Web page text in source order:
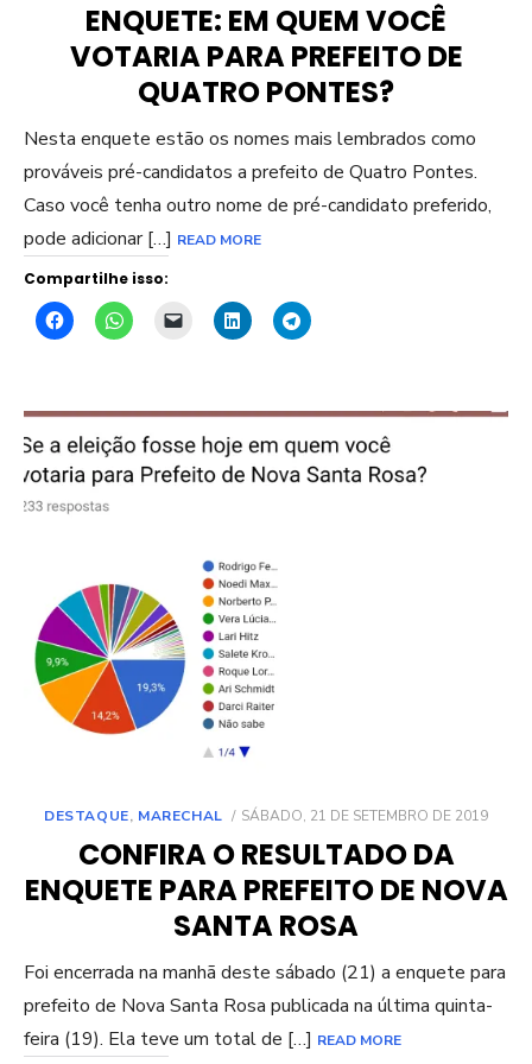
ENQUETE: EM QUEM VOCÊ
VOTARIA PARA PREFEITO DE
QUATRO PONTES?
Nesta enquete estão os nomes mais lembrados como
prováveis pré-candidatos a prefeito de Quatro Pontes.
Caso você tenha outro nome de pré-candidato preferido,
pode adicionar […] READ MORE
Compartilhe isso:
DESTAQUE, MARECHAL
POSTED
SÁBADO, 21 DE SETEMBRO DE 2019
CONFIRA O RESULTADO DA
ENQUETE PARA PREFEITO DE NOVA
SANTA ROSA
Foi encerrada na manhã deste sábado (21) a enquete para
prefeito de Nova Santa Rosa publicada na última quinta-
feira (19). Ela teve um total de […] READ MORE